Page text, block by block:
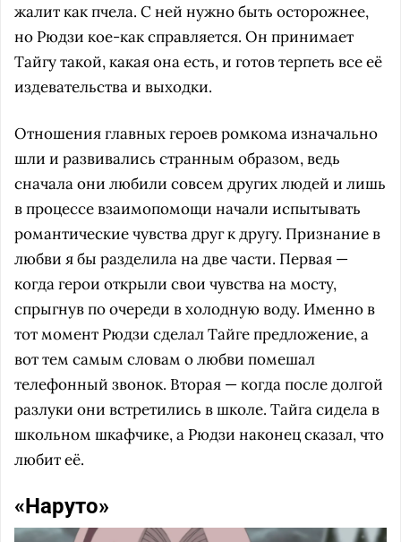
жалит как пчела. С ней нужно быть осторожнее,
но Рюдзи кое-как справляется. Он принимает
Тайгу такой, какая она есть, и готов терпеть все её
издевательства и выходки.
Отношения главных героев ромкома изначально
шли и развивались странным образом, ведь
сначала они любили совсем других людей и лишь
в процессе взаимопомощи начали испытывать
романтические чувства друг к другу. Признание в
любви я бы разделила на две части. Первая —
когда герои открыли свои чувства на мосту,
спрыгнув по очереди в холодную воду. Именно в
тот момент Рюдзи сделал Тайге предложение, а
вот тем самым словам о любви помешал
телефонный звонок. Вторая — когда после долгой
разлуки они встретились в школе. Тайга сидела в
школьном шкафчике, а Рюдзи наконец сказал, что
любит её.
«Наруто»